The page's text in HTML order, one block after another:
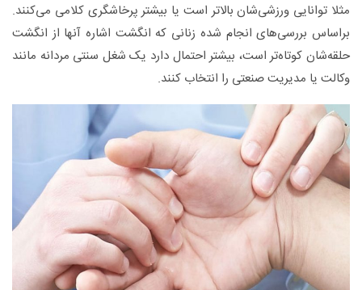
مثلا توانایی ورزشی‌شان بالاتر است یا بیشتر پرخاشگری کلامی می‌کنند.
براساس بررسی‌های انجام شده زنانی که انگشت اشاره آنها از انگشت
حلقه‌شان کوتاه‌تر است، بیشتر احتمال دارد یک شغل سنتی مردانه مانند
وکالت یا مدیریت صنعتی را انتخاب کنند.